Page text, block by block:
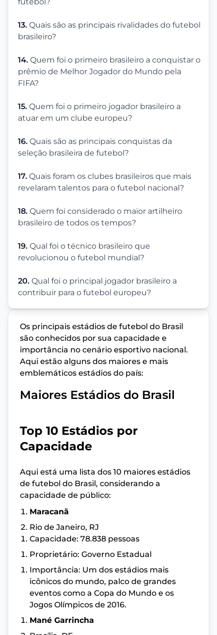
13. Quais são as principais rivalidades do futebol
brasileiro?
14. Quem foi o primeiro brasileiro a conquistar o
prêmio de Melhor Jogador do Mundo pela
FIFA?
15. Quem foi o primeiro jogador brasileiro a
atuar em um clube europeu?
16. Quais são as principais conquistas da
seleção brasileira de futebol?
17. Quais foram os clubes brasileiros que mais
revelaram talentos para o futebol nacional?
18. Quem foi considerado o maior artilheiro
brasileiro de todos os tempos?
19. Qual foi o técnico brasileiro que
revolucionou o futebol mundial?
20. Qual foi o principal jogador brasileiro a
contribuir para o futebol europeu?
Os principais estádios de futebol do Brasil
são conhecidos por sua capacidade e
importância no cenário esportivo nacional.
Aqui estão alguns dos maiores e mais
emblemáticos estádios do país:
Maiores Estádios do Brasil
Top 10 Estádios por
Capacidade
Aqui está uma lista dos 10 maiores estádios
de futebol do Brasil, considerando a
capacidade de público:
Maracanã
Rio de Janeiro, RJ
Capacidade: 78.838 pessoas
Proprietário: Governo Estadual
Importância: Um dos estádios mais
icônicos do mundo, palco de grandes
eventos como a Copa do Mundo e os
Jogos Olímpicos de 2016.
Mané Garrincha